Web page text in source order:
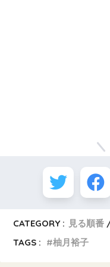
CATEGORY : 見る順番
TAGS :
柚月裕子